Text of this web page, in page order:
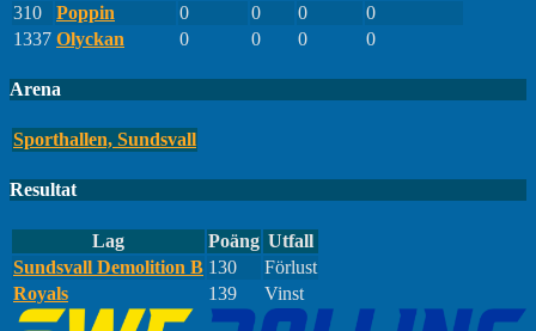
310
Poppin 0 0 0
0
1337 Olyckan 0 0 0 0
Arena
Sporthallen, Sundsvall
Resultat
Lag Poäng Utfall
Sundsvall Demolition B 130
Förlust
Royals
139 Vinst